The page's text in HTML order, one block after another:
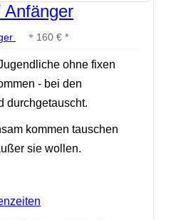
Anfänger
160 € *
ohne fixen
- bei den
durchgetauscht.
kommen tauschen
sie wollen.